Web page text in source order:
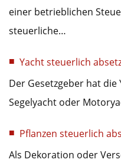
einer betrieblichen
steuerliche…
Yacht steuerlich
Der Gesetzgeber hat
Segelyacht oder
Pflanzen steuerlich
Als Dekoration oder